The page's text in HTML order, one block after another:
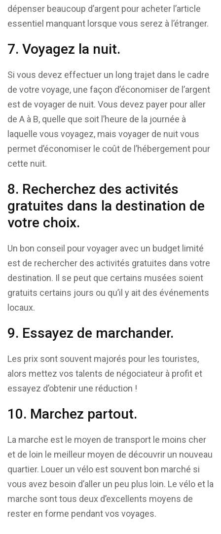
dépenser beaucoup d’argent pour acheter l’article
essentiel manquant lorsque vous serez à l’étranger.
7. Voyagez la nuit.
Si vous devez effectuer un long trajet dans le cadre
de votre voyage, une façon d’économiser de l’argent
est de voyager de nuit. Vous devez payer pour aller
de A à B, quelle que soit l’heure de la journée à
laquelle vous voyagez, mais voyager de nuit vous
permet d’économiser le coût de l’hébergement pour
cette nuit.
8. Recherchez des activités
gratuites dans la destination de
votre choix.
Un bon conseil pour voyager avec un budget limité
est de rechercher des activités gratuites dans votre
destination. Il se peut que certains musées soient
gratuits certains jours ou qu’il y ait des événements
locaux.
9. Essayez de marchander.
Les prix sont souvent majorés pour les touristes,
alors mettez vos talents de négociateur à profit et
essayez d’obtenir une réduction !
10. Marchez partout.
La marche est le moyen de transport le moins cher
et de loin le meilleur moyen de découvrir un nouveau
quartier. Louer un vélo est souvent bon marché si
vous avez besoin d’aller un peu plus loin. Le vélo et la
marche sont tous deux d’excellents moyens de
rester en forme pendant vos voyages.